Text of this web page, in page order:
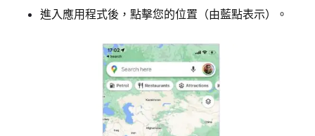
進入應用程式後，點擊您的位置（由藍點表示）。